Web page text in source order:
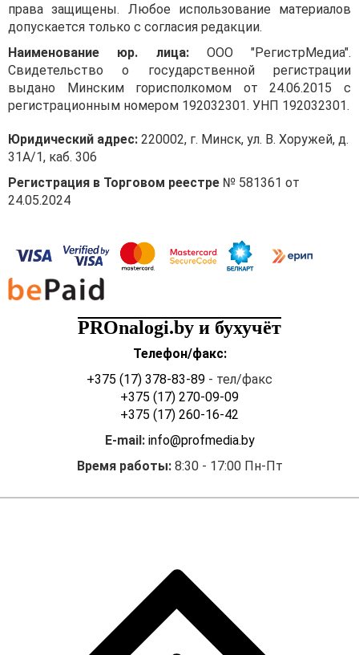
права защищены. Любое использование материалов
допускается только с согласия редакции.
Наименование юр. лица:ООО "РегистрМедиа".
Свидетельство о государственной регистрации
выдано Минским горисполкомом от 24.06.2015 с
регистрационным номером 192032301. УНП 192032301.
Юридический адрес: 220002, г. Минск, ул. В. Хоружей, д.
31А/1, каб. 306
Регистрация в Торговом реестре № 581361 от
24.05.2024
PROnalogi.by и бухучёт
Телефон/факс:
+375 (17) 378-83-89 - тел/факс
+375 (17) 270-09-09
+375 (17) 260-16-42
E-mail: info@profmedia.by
Время работы:8:30 - 17:00 Пн-Пт